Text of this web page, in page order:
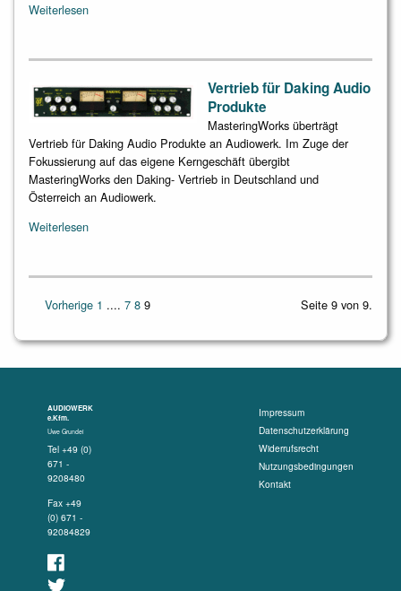
Weiterlesen
Vertrieb für Daking Audio
Produkte
MasteringWorks überträgt
Vertrieb für Daking Audio Produkte an Audiowerk. Im Zuge der
Fokussierung auf das eigene Kerngeschäft übergibt
MasteringWorks den Daking- Vertrieb in Deutschland und
Österreich an Audiowerk.
Weiterlesen
Vorherige 1 .... 7 8 9 Seite 9 von 9.
AUDIOWERK
e.Kfm.
Uwe Grundei
Tel +49 (0)
671 -
9208480
Fax +49
(0) 671 -
92084829
Impressum
Datenschutzerklärung
Widerrufsrecht
Nutzungsbedingungen
Kontakt